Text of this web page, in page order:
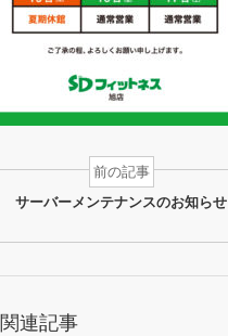
前の記事
サーバーメンテナンスのお知らせ
関連記事